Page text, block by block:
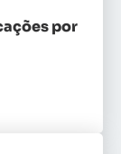
por